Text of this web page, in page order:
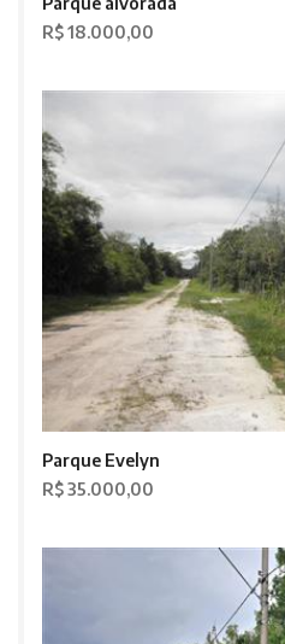
R$ 18.000,00
Parque Evelyn
R$ 35.000,00